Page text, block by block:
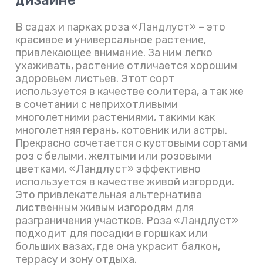
В садах и парках роза «Ландлуст» – это
красивое и универсальное растение,
привлекающее внимание. За ним легко
ухаживать, растение отличается хорошим
здоровьем листьев. Этот сорт
используется в качестве солитера, а так же
в сочетании с неприхотливыми
многолетними растениями, такими как
многолетняя герань, котовник или астры.
Прекрасно сочетается с кустовыми сортами
роз с белыми, желтыми или розовыми
цветками. «Ландлуст» эффективно
используется в качестве живой изгороди.
Это привлекательная альтернатива
лиственным живым изгородям для
разграничения участков. Роза «Ландлуст»
подходит для посадки в горшках или
больших вазах, где она украсит балкон,
террасу и зону отдыха.